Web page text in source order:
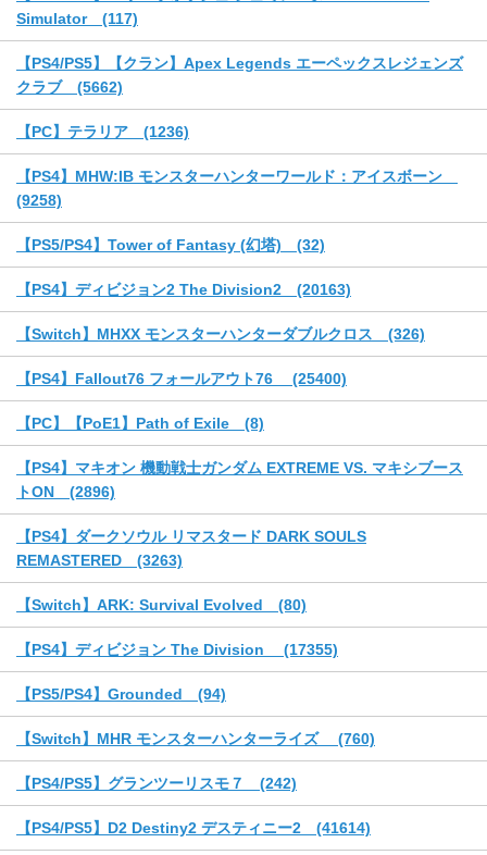
Simulator (117)
【PS4/PS5】【クラン】Apex Legends エーペックスレジェンズ
クラブ (5662)
【PC】テラリア (1236)
【PS4】MHW:IB モンスターハンターワールド：アイスボーン
(9258)
【PS5/PS4】Tower of Fantasy (幻塔) (32)
【PS4】ディビジョン2 The Division2 (20163)
【Switch】MHXX モンスターハンターダブルクロス (326)
【PS4】Fallout76 フォールアウト76 (25400)
【PC】【PoE1】Path of Exile (8)
【PS4】マキオン 機動戦士ガンダム EXTREME VS. マキシブース
トON (2896)
【PS4】ダークソウル リマスタード DARK SOULS
REMASTERED (3263)
【Switch】ARK: Survival Evolved (80)
【PS4】ディビジョン The Division (17355)
【PS5/PS4】Grounded (94)
【Switch】MHR モンスターハンターライズ (760)
【PS4/PS5】グランツーリスモ７ (242)
【PS4/PS5】D2 Destiny2 デスティニー2 (41614)